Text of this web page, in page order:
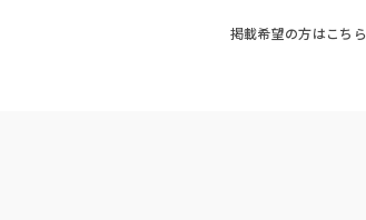
掲載希望の方はこちら